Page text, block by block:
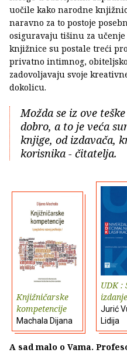
uočile kako narodne
naravno za to postoje
osiguravaju tišinu za
knjižnice su postale treći
privatno intimnog,
zadovoljavaju svoje
dokolicu.
Možda se iz ove
dobro, a to je veća
knjige, od izdavača,
korisnika - čitatelja.
Knjižničarske
kompetencije
Machala Dijana
UDK :
izdanje
Jurić
Lidija
A sad malo o Vama.